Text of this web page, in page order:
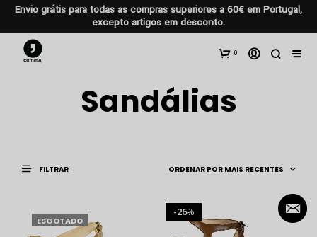
Envio grátis para todas as compras superiores a 60€ em Portugal,
excepto artigos em desconto.
0
Sandálias
FILTRAR
ESGOTADO
%
26